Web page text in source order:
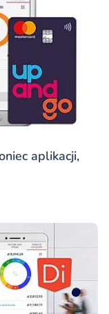
aplikacji,